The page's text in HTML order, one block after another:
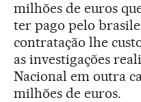
milhões de euros
ter pago pelo
contratação lhe
as investigações
Nacional em outra
milhões de euros.